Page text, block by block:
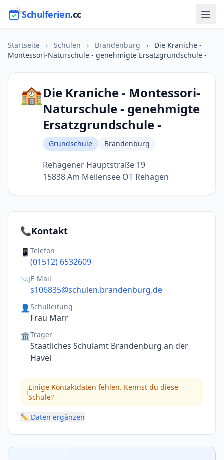
Schulferien.cc
Startseite › Schulen › Brandenburg ›
Die Kraniche -
Montessori-Naturschule - genehmigte Ersatzgrundschule -
🏫Die Kraniche - Montessori-
Naturschule - genehmigte
Ersatzgrundschule -
Grundschule Brandenburg
Rehagener Hauptstraße 19
15838 Am Mellensee OT Rehagen
📞Kontakt
📱 Telefon
(01512) 6532609
✉️E-Mail
s106835@schulen.brandenburg.de
👤 Schulleitung
Frau Marr
🏛️Träger
Staatliches Schulamt Brandenburg an der
Havel
ℹ️
Einige Kontaktdaten fehlen. Kennst du diese
Schule?
✏️ Daten ergänzen